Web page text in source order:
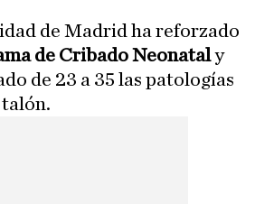
de Madrid ha reforzado
de Cribado Neonataly
de 23 a 35 las patologías